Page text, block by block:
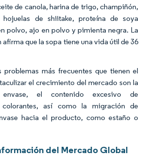
de canola, harina de trigo, champiñón,
de shiitake, proteína de soya
polvo, ajo en polvo y pimienta negra. La
que la sopa tiene una vida útil de 36
problemas más frecuentes que tienen el
el crecimiento del mercado son la
el contenido excesivo de
colorantes, así como la migración de
hacia el producto, como estaño o
del Mercado Global